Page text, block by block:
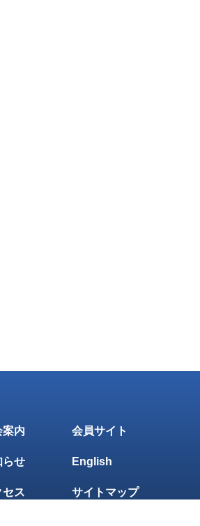
案内
らせ
セス
会員サイト
English
サイトマップ